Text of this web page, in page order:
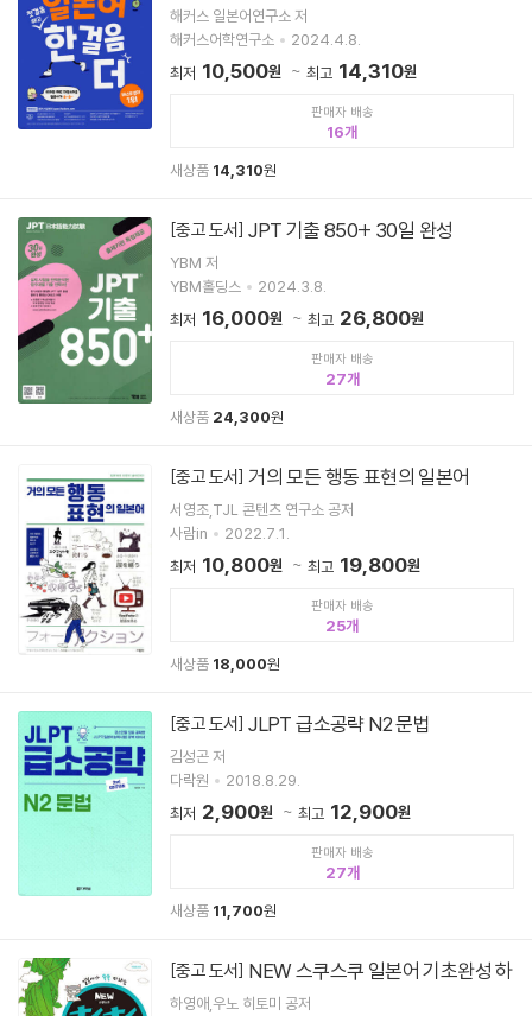
해커스 일본어연구소 저
해커스어학연구소
2024.4.8.
최저 10,500원 최고 14,310원
판매자 배송
16
새상품 14,310원
[중고 도서] JPT 기출 850+ 30일 완성
YBM 저
YBM홀딩스
2024.3.8.
최저 16,000원 최고 26,800원
판매자 배송
27
새상품 24,300원
[중고 도서] 거의 모든 행동 표현의 일본어
서영조,TJL 콘텐츠 연구소 공저
사람in
2022.7.1.
최저 10,800원 최고 19,800원
판매자 배송
25
새상품 18,000원
[중고 도서] JLPT 급소공략 N2 문법
김성곤 저
다락원
2018.8.29.
최저 2,900원 최고 12,900원
판매자 배송
27
새상품 11,700원
[중고 도서] NEW 스쿠스쿠 일본어 기초완성 하
하영애,우노 히토미 공저